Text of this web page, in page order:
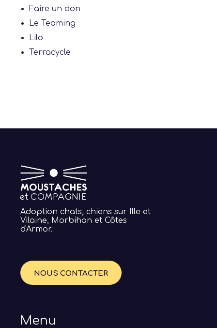
Faire un don
Le Teaming
Lilo
Terracycle
Adoption chats, chiens sur Ille et
Vilaine, Morbihan et Côtes
d'Armor.
NOUS CONTACTER
Menu